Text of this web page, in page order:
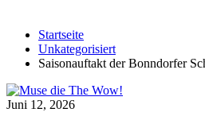
Startseite
Unkategorisiert
Saisonauftakt der Bonndorfer
Juni 12, 2026